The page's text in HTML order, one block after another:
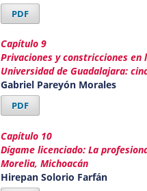
PDF
Capítulo 9
Privaciones y constricciones
Universidad de Guadalajara:
Gabriel Pareyón Morales
PDF
Capítulo 10
Dígame licenciado: La
Morelia, Michoacán
Hirepan Solorio Farfán